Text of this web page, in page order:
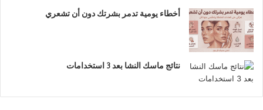
أخطاء يومية تدمر بشرتك دون أن تشعري
نتائج ماسك النشا بعد 3 استخدامات